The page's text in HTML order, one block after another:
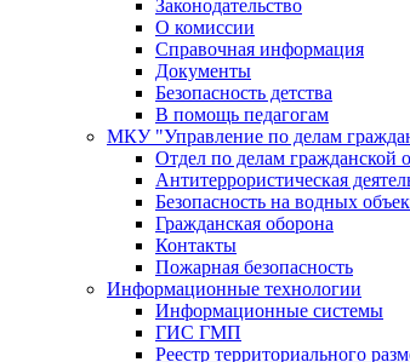
Законодательство
О комиссии
Справочная информация
Документы
Безопасность детства
В помощь педагогам
МКУ "Управление по делам
Отдел по делам гражданской
Антитеррористическая
Безопасность на водных
Гражданская оборона
Контакты
Пожарная безопасность
Информационные технологии
Информационные системы
ГИС ГМП
Реестр территориального